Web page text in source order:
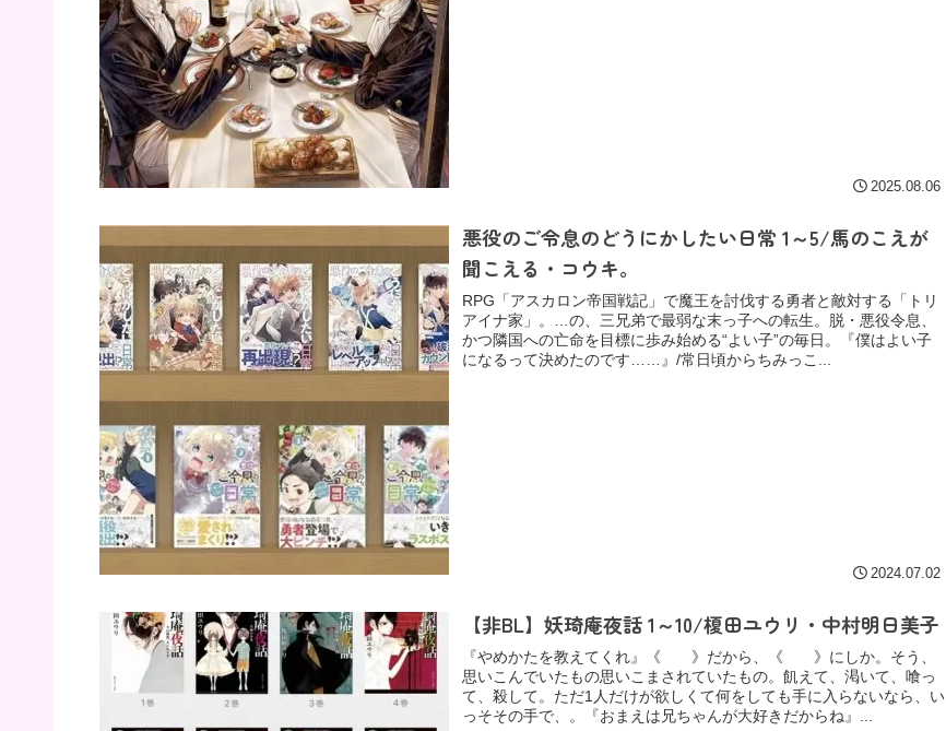
2025.08.06
悪役のご令息のどうにかしたい日常 1～5/馬のこえが
聞こえる・コウキ。
RPG「アスカロン帝国戦記」で魔王を討伐する勇者と敵対する「トリ
アイナ家」。…の、三兄弟で最弱な末っ子への転生。脱・悪役令息、
かつ隣国への亡命を目標に歩み始める“よい子”の毎日。『僕はよい子
になるって決めたのです……』/常日頃からちみっこ...
2024.07.02
【非BL】妖琦庵夜話 1～10/榎田ユウリ・中村明日美子
『やめかたを教えてくれ』《 》だから、《 》にしか。そう、
思いこんでいたもの思いこまされていたもの。飢えて、渇いて、喰っ
て、殺して。ただ1人だけが欲しくて何をしても手に入らないなら、い
っそその手で、。『おまえは兄ちゃんが大好きだからね』...